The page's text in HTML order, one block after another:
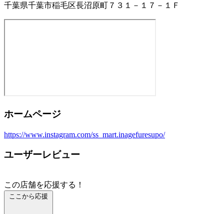
千葉県千葉市稲毛区長沼原町７３１－１７－１Ｆ
ホームページ
https://www.instagram.com/ss_mart.inagefuresupo/
ユーザーレビュー
この店舗を応援する！
ここから応援